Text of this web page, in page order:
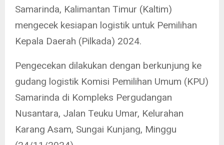
Samarinda, Kalimantan Timur (Kaltim)
mengecek kesiapan logistik untuk Pemilihan
Kepala Daerah (Pilkada) 2024.
Pengecekan dilakukan dengan berkunjung ke
gudang logistik Komisi Pemilihan Umum (KPU)
Samarinda di Kompleks Pergudangan
Nusantara, Jalan Teuku Umar, Kelurahan
Karang Asam, Sungai Kunjang, Minggu